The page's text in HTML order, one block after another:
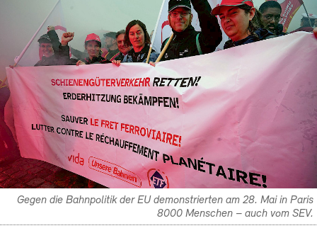
Gegen die Bahnpolitik der EU demonstrierten am 28. Mai in Paris
8000 Menschen – auch vom SEV.